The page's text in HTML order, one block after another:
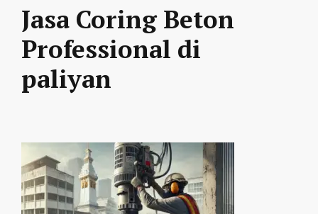
Jasa Coring Beton
Professional di
paliyan